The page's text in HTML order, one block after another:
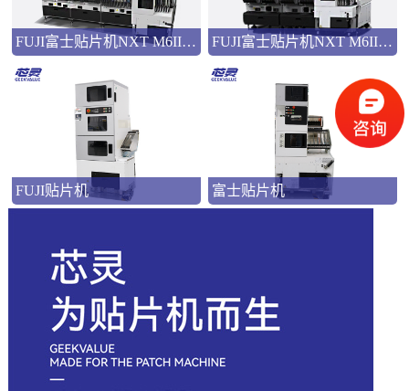
FUJI富士贴片机NXT M6III模组型高速多功能贴片机 FUJI富士贴片机NXT M6IIIc模组型高速多功能贴片机
FUJI贴片机 富士贴片机